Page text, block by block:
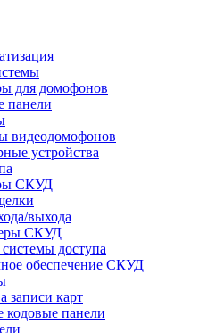
для домофонов
панели
видеодомофонов
устройства
СКУД
выхода
СКУД
доступа
обеспечение СКУД
записи карт
панели